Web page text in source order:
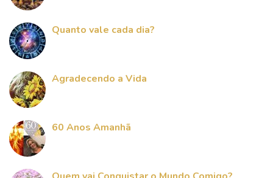
Quanto vale cada dia?
Agradecendo a Vida
60 Anos Amanhã